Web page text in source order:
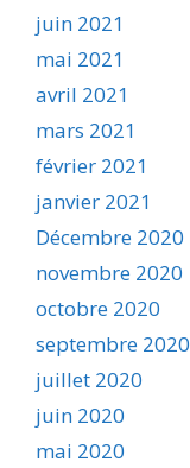
juin 2021
mai 2021
avril 2021
mars 2021
février 2021
janvier 2021
Décembre 2020
novembre 2020
octobre 2020
septembre 2020
juillet 2020
juin 2020
mai 2020